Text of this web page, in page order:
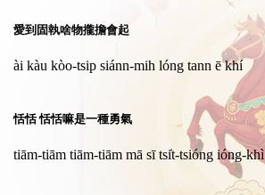
愛到固執啥物攏擔會起
ài kàu kòo-tsip siánn-mih lóng tann ē khí
恬恬 恬恬嘛是一種勇氣
tiām-tiām tiām-tiām mā sī tsi̍t-tsióng ióng-khì